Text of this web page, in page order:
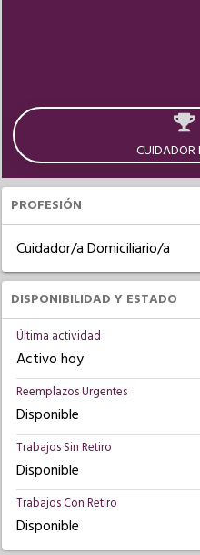
CUIDADOR
PROFESIÓN
Cuidador/a Domiciliario/a
DISPONIBILIDAD Y ESTADO
Última actividad
Activo hoy
Reemplazos Urgentes
Disponible
Trabajos Sin Retiro
Disponible
Trabajos Con Retiro
Disponible